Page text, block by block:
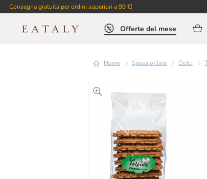
Consegna gratuita per ordini superiori a 99 €!
Offerte del mese
Home Spesa online Dolci